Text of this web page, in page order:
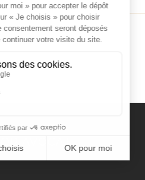
AVOCAT